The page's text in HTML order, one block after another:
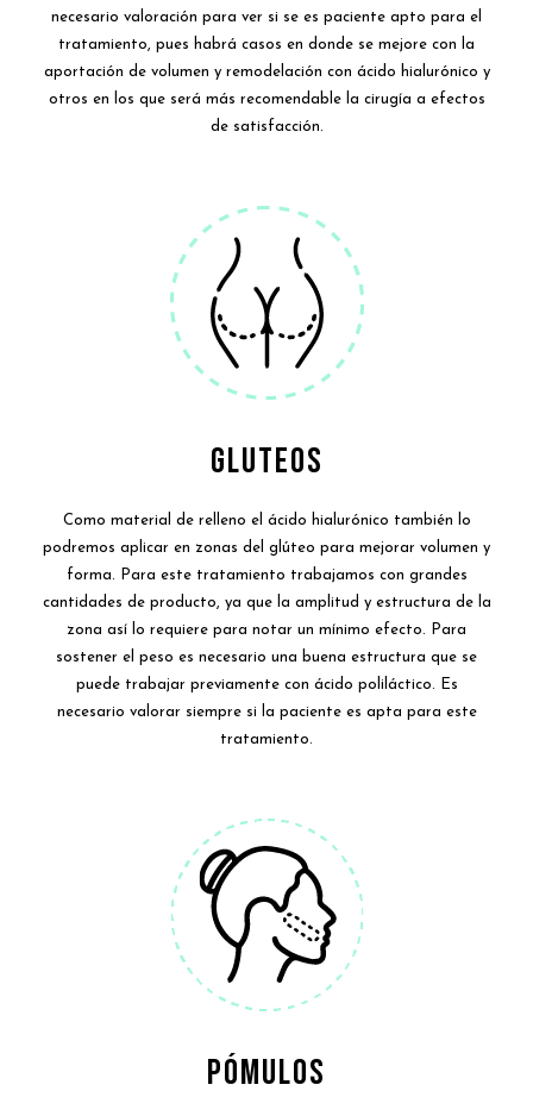
necesario valoración para ver si se es paciente apto para el
tratamiento, pues habrá casos en donde se mejore con la
aportación de volumen y remodelación con ácido hialurónico y
otros en los que será más recomendable la cirugía a efectos
de satisfacción.
GLUTEOS
Como material de relleno el ácido hialurónico también lo
podremos aplicar en zonas del glúteo para mejorar volumen y
forma. Para este tratamiento trabajamos con grandes
cantidades de producto, ya que la amplitud y estructura de la
zona así lo requiere para notar un mínimo efecto. Para
sostener el peso es necesario una buena estructura que se
puede trabajar previamente con ácido poliláctico. Es
necesario valorar siempre si la paciente es apta para este
tratamiento.
PÓMULOS